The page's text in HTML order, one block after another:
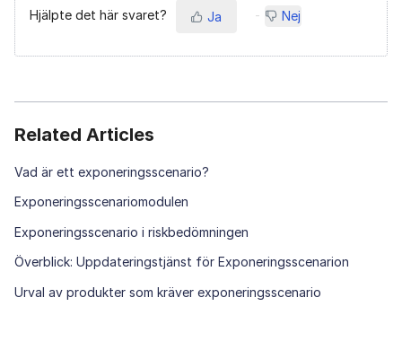
Hjälpte det här svaret? Ja Nej
Related Articles
Vad är ett exponeringsscenario?
Exponeringsscenariomodulen
Exponeringsscenario i riskbedömningen
Överblick: Uppdateringstjänst för Exponeringsscenarion
Urval av produkter som kräver exponeringsscenario